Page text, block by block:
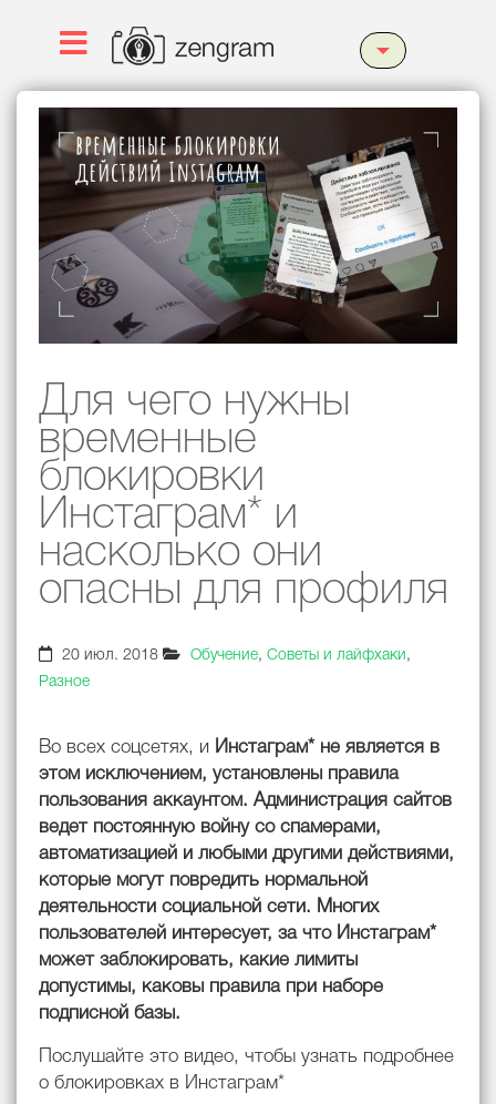
Для чего нужны
временные
блокировки
Инстаграм* и
насколько они
опасны для профиля
20 июл. 2018 Обучение, Советы и лайфхаки,
Разное
Во всех соцсетях, и Инстаграм* не является в
этом исключением, установлены правила
пользования аккаунтом. Администрация сайтов
ведет постоянную войну со спамерами,
автоматизацией и любыми другими действиями,
которые могут повредить нормальной
деятельности социальной сети. Многих
пользователей интересует, за что Инстаграм*
может заблокировать, какие лимиты
допустимы, каковы правила при наборе
подписной базы.
Послушайте это видео, чтобы узнать подробнее
о блокировках в Инстаграм*